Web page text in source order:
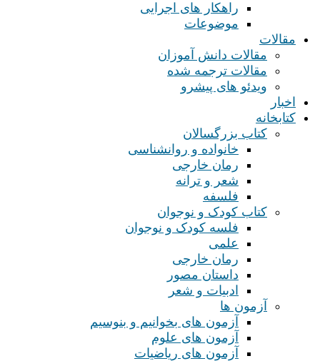
راهکار های اجرایی
موضوعات
مقالات
مقالات دانش آموزان
مقالات ترجمه شده
ویدئو های پیشرو
اخبار
کتابخانه
کتاب بزرگسالان
خانواده و روانشناسی
رمان خارجی
شعر و ترانه
فلسفه
کتاب کودک و نوجوان
فلسه کودک و نوجوان
علمی
رمان خارجی
داستان مصور
ادبیات و شعر
آزمون ها
آزمون های بخوانیم و بنوسیم
آزمون های علوم
آزمون های ریاضیات